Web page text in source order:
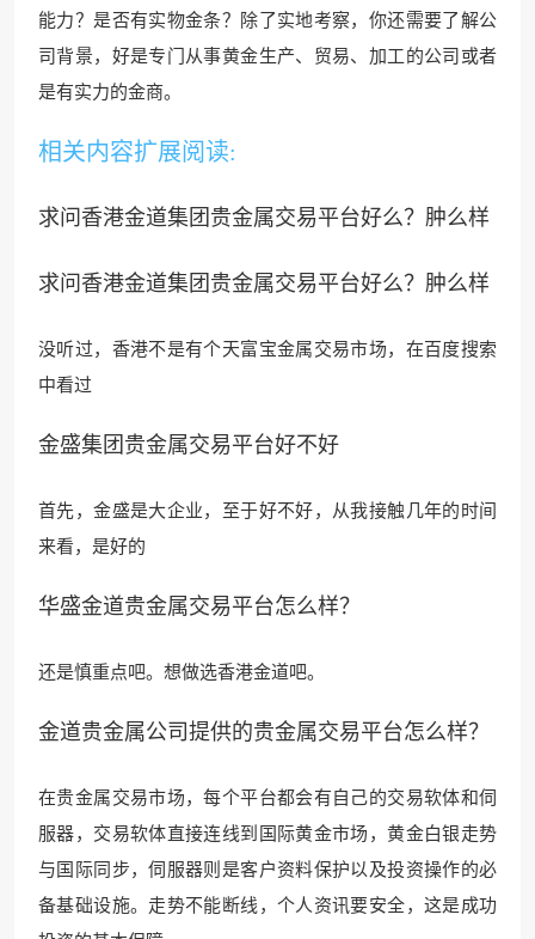
能力？是否有实物金条？除了实地考察，你还需要了解公
司背景，好是专门从事黄金生产、贸易、 加工的公司或者
是有实力的金商。
相关内容扩展阅读:
求问香港金道集团贵金属交易平台好么？肿么样
求问香港金道集团贵金属交易平台好么？肿么样
没听过，香港不是有个天富宝金属交易市场，在百度搜索
中看过
金盛集团贵金属交易平台好不好
首先，金盛是大企业，至于好不好，从我接触几年的时间
来看，是好的
华盛金道贵金属交易平台怎么样？
还是慎重点吧。想做选香港金道吧。
金道贵金属公司提供的贵金属交易平台怎么样？
在贵金属交易市场，每个平台都会有自己的交易软体和伺
服器，交易软体直接连线到国际黄金市场，黄金白银走势
与国际同步，伺服器则是客户资料保护以及投资操作的必
备基础设施。走势不能断线，个人资讯要安全，这是成功